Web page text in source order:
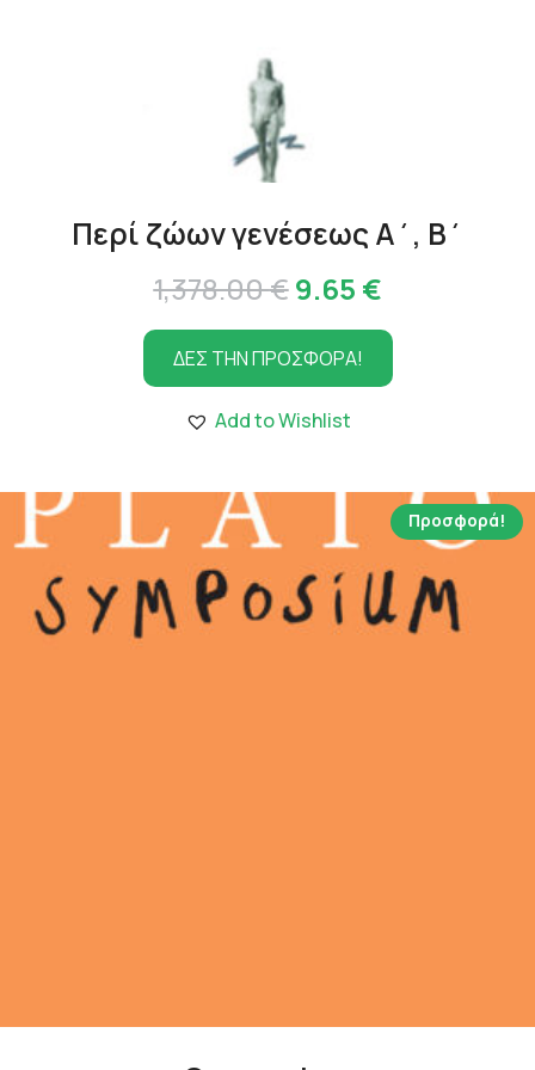
Περί ζώων γενέσεως Α΄, Β΄
1,378.00€Original
price
was:
1,378.00 €.
9.65 €Η
τρέχουσα
τιμή
ΔΕΣ ΤΗΝ ΠΡΟΣΦΟΡΑ!
Add to Wishlist
Προσφορά!